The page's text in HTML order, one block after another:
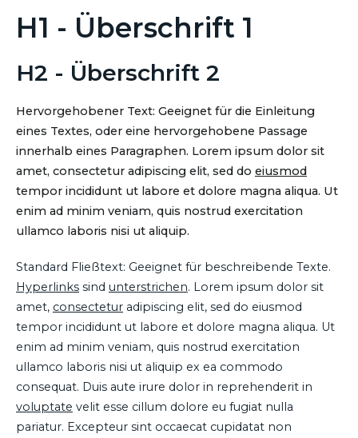
H1 - Überschrift 1
H2 - Überschrift 2
Hervorgehobener Text: Geeignet für die Einleitung
eines Textes, oder eine hervorgehobene Passage
innerhalb eines Paragraphen. Lorem ipsum dolor sit
amet, consectetur adipiscing elit, sed do eiusmod
tempor incididunt ut labore et dolore magna aliqua. Ut
enim ad minim veniam, quis nostrud exercitation
ullamco laboris nisi ut aliquip.
Standard Fließtext: Geeignet für beschreibende Texte.
Hyperlinks sind unterstrichen. Lorem ipsum dolor sit
amet, consectetur adipiscing elit, sed do eiusmod
tempor incididunt ut labore et dolore magna aliqua. Ut
enim ad minim veniam, quis nostrud exercitation
ullamco laboris nisi ut aliquip ex ea commodo
consequat. Duis aute irure dolor in reprehenderit in
voluptate velit esse cillum dolore eu fugiat nulla
pariatur. Excepteur sint occaecat cupidatat non